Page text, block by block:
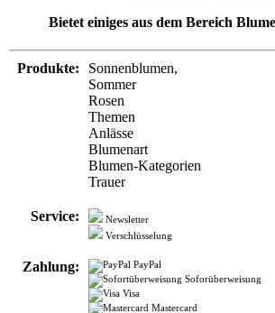
Bietet einiges aus dem Bereich
Produkte:
Sonnenblumen,
Sommer
Rosen
Themen
Anlässe
Blumenart
Blumen-Kategorien
Trauer
Service:
Newsletter
Verschlüsselung
Zahlung:
PayPal
Soforüberweisung
Visa
Mastercard